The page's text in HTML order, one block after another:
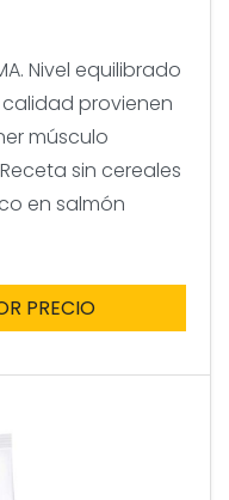
Nivel equilibrado
provienen
músculo
Receta sin cereales
en salmón
PRECIO